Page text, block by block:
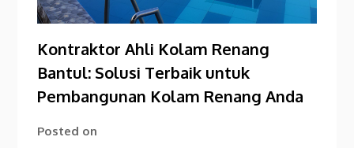
Kontraktor Ahli Kolam Renang
Bantul: Solusi Terbaik untuk
Pembangunan Kolam Renang Anda
Posted on